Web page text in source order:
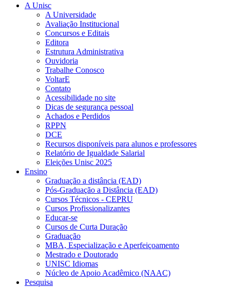
A Unisc
A Universidade
Avaliação Institucional
Concursos e Editais
Editora
Estrutura Administrativa
Ouvidoria
Trabalhe Conosco
VoltarE
Contato
Acessibilidade no site
Dicas de segurança pessoal
Achados e Perdidos
RPPN
DCE
Recursos disponíveis para alunos e professores
Relatório de Igualdade Salarial
Eleições Unisc 2025
Ensino
Graduação a distância (EAD)
Pós-Graduação a Distância (EAD)
Cursos Técnicos - CEPRU
Cursos Profissionalizantes
Educar-se
Cursos de Curta Duração
Graduação
MBA, Especialização e Aperfeiçoamento
Mestrado e Doutorado
UNISC Idiomas
Núcleo de Apoio Acadêmico (NAAC)
Pesquisa